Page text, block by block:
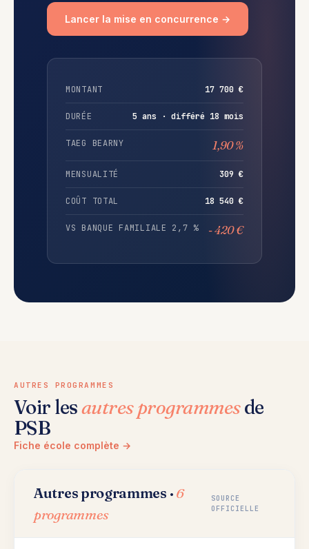
Lancer la mise en concurrence →
MONTANT 17 700 €
DURÉE 5 ans · différé 18 mois
TAEG BEARNY 1,90 %
MENSUALITÉ 309 €
COÛT TOTAL 18 540 €
VS BANQUE FAMILIALE 2,7 % - 420 €
AUTRES PROGRAMMES
Voir lesautres programmesde
PSB
Fiche école complète →
Autres programmes · 6
programmes
SOURCE
OFFICIELLE